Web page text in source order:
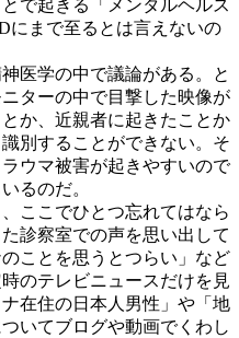
で起きる「メンタルヘルス
にまで至るとは言えないの
医学の中で議論がある。と
ターの中で目撃した映像が
か、近親者に起きたことか
別することができない。そ
ウマ被害が起きやすいので
るのだ。
ここでひとつ忘れてはなら
診察室での声を思い出して
ことを思うとつらい」など
のテレビニュースだけを見
在住の日本人男性」や「地
いてブログや動画でくわし